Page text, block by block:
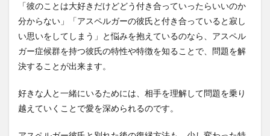
「彼のことは大好きだけどどう付き合っていったらいいのか
分からない」「アスペルガーの彼氏と付き合っていると寂し
い思いをしてしまう」と悩みを抱えているのなら、アスペル
ガー症候群を持つ彼氏の特性や特徴を知ることで、問題を解
決することが出来ます。
好きな人と一緒にいるためには、相手を理解して問題を乗り
越えていくことで愛を深められるのです。